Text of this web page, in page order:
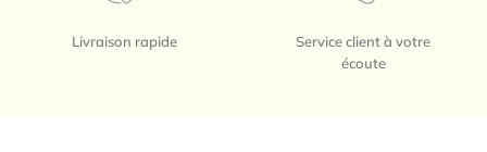
Livraison rapide
Service client à votre
écoute